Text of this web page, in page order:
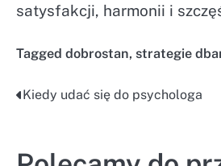
satysfakcji, harmonii i
Tagged dobrostan, strategie
Nawigacja
Kiedy udać się do psychologa